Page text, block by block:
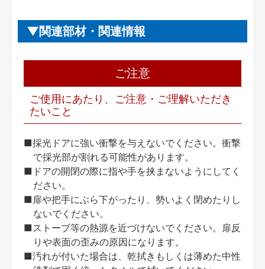
関連部材・関連情報
ご注意
ご使用にあたり、ご注意・ご理解いただき
たいこと
■採光ドアに強い衝撃を与えないでください。衝撃
で採光部が割れる可能性があります。
■ドアの開閉の際に指や手を挟まないようにしてく
ださい。
■扉や把手にぶら下がったり、勢いよく閉めたりし
ないでください。
■ストーブ等の熱源を近づけないでください。扉反
りや表面の歪みの原因になります。
■汚れが付いた場合は、乾拭きもしくは薄めた中性